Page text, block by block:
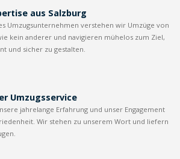
aus Salzburg
Umzugsunternehmen verstehen wir Umzüge von
kein anderer und navigieren mühelos zum Ziel,
und sicher zu gestalten.
Umzugsservice
jahrelange Erfahrung und unser Engagement
Wir stehen zu unserem Wort und liefern